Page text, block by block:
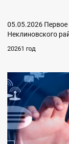
05.05.2026
Неклиновского
20261 год